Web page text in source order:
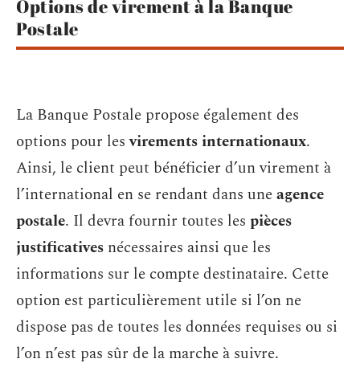
Options de virement à la Banque
Postale
La Banque Postale propose également des
options pour lesvirements internationaux.
Ainsi, le client peut bénéficier d’un virement à
l’international en se rendant dans uneagence
postale. Il devra fournir toutes les pièces
justificatives nécessaires ainsi que les
informations sur le compte destinataire. Cette
option est particulièrement utile si l’on ne
dispose pas de toutes les données requises ou si
l’on n’est pas sûr de la marche à suivre.